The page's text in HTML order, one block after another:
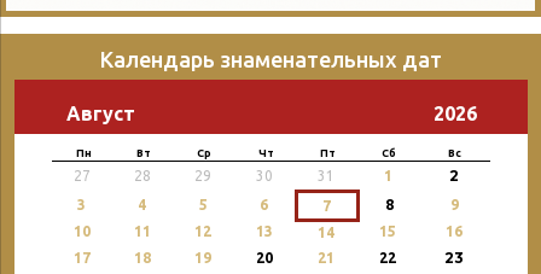
Календарь знаменательных дат
Август 2026
Пн Вт Ср Чт Пт Сб Вс
27 28 29 30 31 1 2
3 4 5 6 7 8
9
10
11 12 13 14 15
16
17
18 19 20 21 22 23